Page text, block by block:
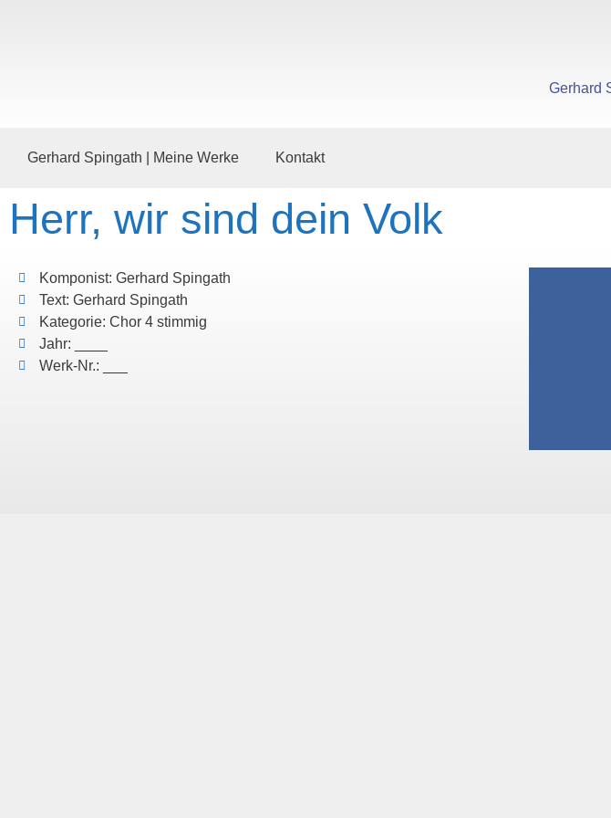
Gerhard
Gerhard Spingath | Meine Werke Kontakt
Herr, wir sind dein Volk
Komponist: Gerhard Spingath
Text: Gerhard Spingath
Kategorie: Chor 4 stimmig
Jahr: ____
Werk-Nr.: ___